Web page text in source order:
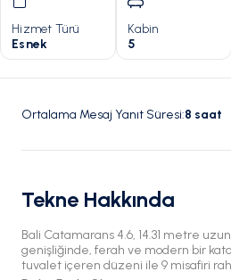
Hizmet Türü
Esnek
Kabin
5
Ortalama Mesaj Yanıt Süresi:8 saat
Tekne Hakkında
Bali Catamarans 4.6, 14.31 metre
genişliğinde, ferah ve modern bir
tuvalet içeren düzeni ile 9 misafiri